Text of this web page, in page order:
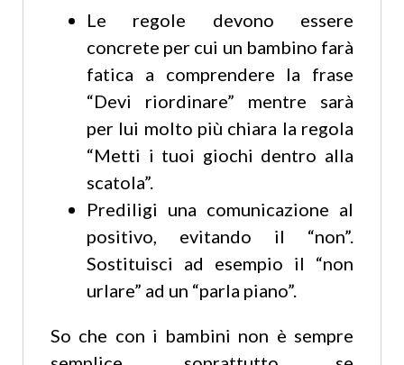
Le regole devono essere
concrete per cui un bambino farà
fatica a comprendere la frase
“Devi riordinare” mentre sarà
per lui molto più chiara la regola
“Metti i tuoi giochi dentro alla
scatola”.
Prediligi una comunicazione al
positivo, evitando il “non”.
Sostituisci ad esempio il “non
urlare” ad un “parla piano”.
So che con i bambini non è sempre